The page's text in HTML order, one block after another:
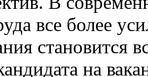
все более
становится
на